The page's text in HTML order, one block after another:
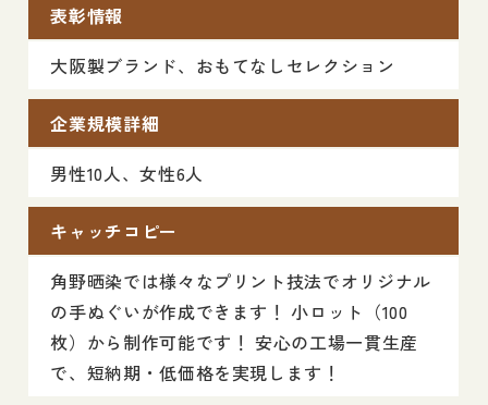
表彰情報
大阪製ブランド、おもてなしセレクション
企業規模詳細
男性10人、女性6人
キャッチコピー
角野晒染では様々なプリント技法でオリジナル
の手ぬぐいが作成できます！ 小ロット（100
枚）から制作可能です！ 安心の工場一貫生産
で、短納期・低価格を実現します！